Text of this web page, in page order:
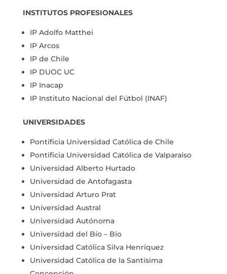
INSTITUTOS PROFESIONALES
IP Adolfo Matthei
IP Arcos
IP de Chile
IP DUOC UC
IP Inacap
IP Instituto Nacional del Fútbol (INAF)
UNIVERSIDADES
Pontificia Universidad Católica de Chile
Pontificia Universidad Católica de Valparaíso
Universidad Alberto Hurtado
Universidad de Antofagasta
Universidad Arturo Prat
Universidad Austral
Universidad Autónoma
Universidad del Bío – Bío
Universidad Católica Silva Henríquez
Universidad Católica de la Santísima